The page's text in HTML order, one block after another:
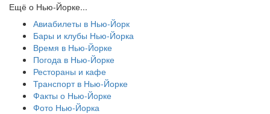
Ещё о Нью-Йорке...
Авиабилеты в Нью-Йорк
Бары и клубы Нью-Йорка
Время в Нью-Йорке
Погода в Нью-Йорке
Рестораны и кафе
Транспорт в Нью-Йорке
Факты о Нью-Йорке
Фото Нью-Йорка